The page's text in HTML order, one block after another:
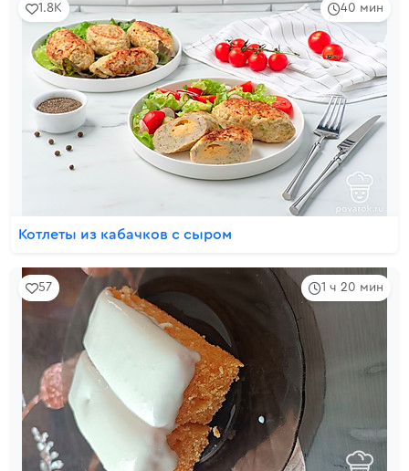
40 мин
1.8K
Котлеты из кабачков с сыром
1 ч 20 мин
57